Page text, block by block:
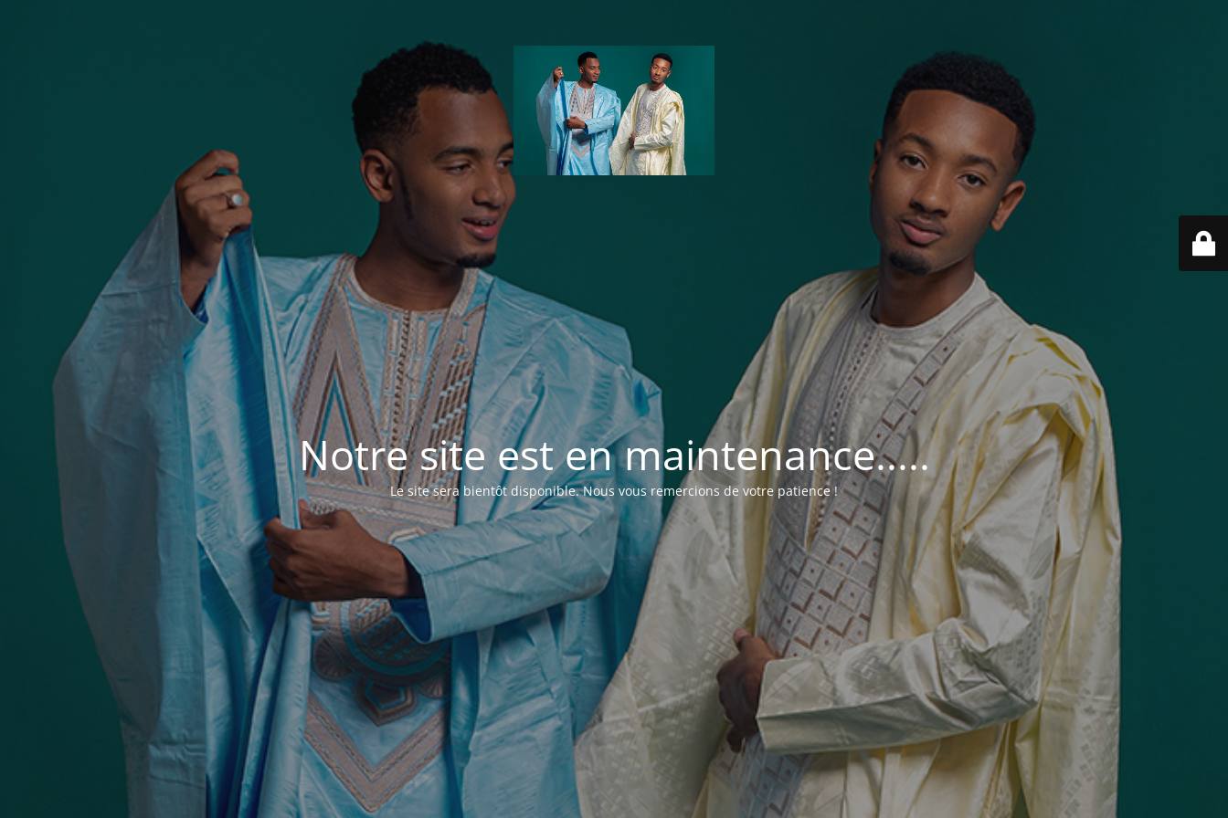
Notre site est en maintenance.....
Le site sera bientôt disponible. Nous vous remercions de votre patience !